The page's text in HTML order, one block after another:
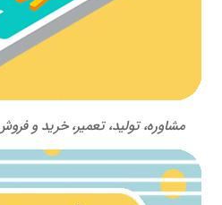
مشاوره، تولید، تعمیر، خرید و